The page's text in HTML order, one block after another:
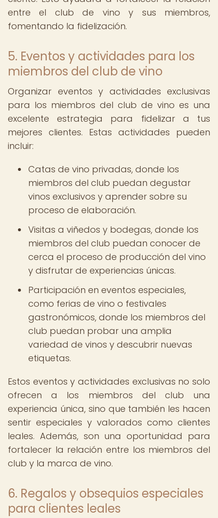
entre el club de vino y sus miembros,
fomentando la fidelización.
5. Eventos y actividades para los
miembros del club de vino
Organizar eventos y actividades exclusivas
para los miembros del club de vino es una
excelente estrategia para fidelizar a tus
mejores clientes. Estas actividades pueden
incluir:
Catas de vino privadas, donde los
miembros del club puedan degustar
vinos exclusivos y aprender sobre su
proceso de elaboración.
Visitas a viñedos y bodegas, donde los
miembros del club puedan conocer de
cerca el proceso de producción del vino
y disfrutar de experiencias únicas.
Participación en eventos especiales,
como ferias de vino o festivales
gastronómicos, donde los miembros del
club puedan probar una amplia
variedad de vinos y descubrir nuevas
etiquetas.
Estos eventos y actividades exclusivas no solo
ofrecen a los miembros del club una
experiencia única, sino que también les hacen
sentir especiales y valorados como clientes
leales. Además, son una oportunidad para
fortalecer la relación entre los miembros del
club y la marca de vino.
6. Regalos y obsequios especiales
para clientes leales